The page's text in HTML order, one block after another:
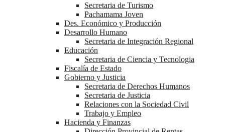
Secretaria de Turismo
Pachamama Joven
Des. Económico y Producción
Desarrollo Humano
Secretaria de Integración Regional
Educación
Secretaria de Ciencia y Tecnologia
Fiscalía de Estado
Gobierno y Justicia
Secretaria de Derechos Humanos
Secretaria de Justicia
Relaciones con la Sociedad Civil
Trabajo y Empleo
Hacienda y Finanzas